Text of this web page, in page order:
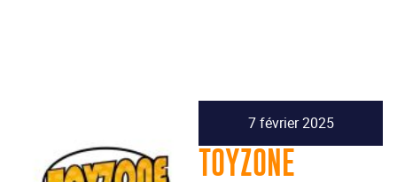
7 février 2025
TOYZONE